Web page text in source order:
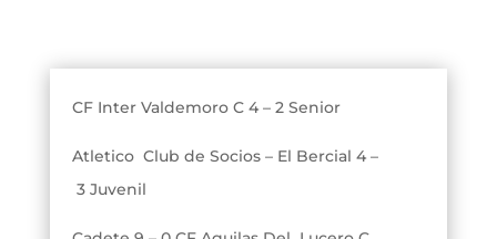
CF Inter Valdemoro C 4 – 2 Senior
Atletico Club de Socios – El Bercial 4 –
3 Juvenil